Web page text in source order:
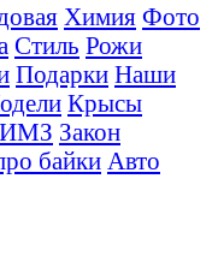
Химия Фото
Стиль Рожи
Подарки Наши
Крысы
ИМЗ Закон
байки Авто